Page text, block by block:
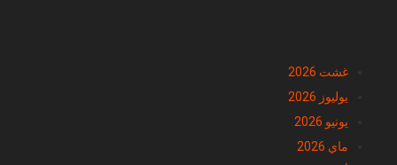
غشت 2026
يوليوز 2026
يونيو 2026
ماي 2026